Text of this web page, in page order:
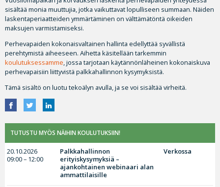
sisältää monia muuttujia, jotka vaikuttavat lopulliseen summaan. Näiden
laskentaperiaatteiden ymmärtäminen on välttämätöntä oikeiden
maksujen varmistamiseksi.
Perhevapaiden kokonaisvaltainen hallinta edellyttää syvällistä
perehtymistä aiheeseen. Aihetta käsitellään tarkemmin
koulutuksessamme, jossa tarjotaan käytännönläheinen kokonaiskuva
perhevapaisiin liittyvistä palkkahallinnon kysymyksistä.
Tämä sisältö on luotu tekoälyn avulla, ja se voi sisältää virheitä.
TUTUSTU MYÖS NÄIHIN KOULUTUKSIIN!
20.10.2026
09:00 – 12:00
Palkkahallinnon
erityiskysymyksiä –
ajankohtainen webinaari alan
ammattilaisille
Verkossa